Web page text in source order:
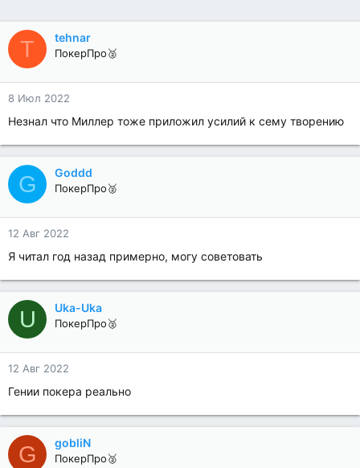
T tehnar
ПокерПро🥈
8 Июл 2022
Незнал что Миллер тоже приложил усилий к сему творению
G Goddd
ПокерПро🥈
12 Авг 2022
Я читал год назад примерно, могу советовать
U Uka-Uka
ПокерПро🥈
12 Авг 2022
Гении покера реально
G gobliN
ПокерПро🥈